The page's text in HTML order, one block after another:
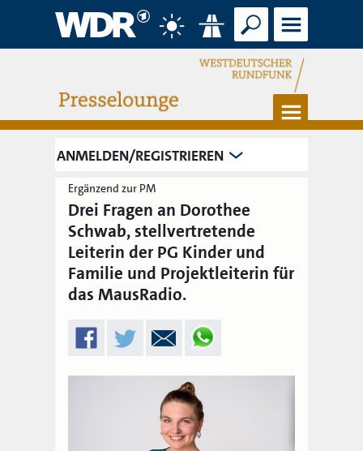
Verkehr
Suche Menü
Menü
ANMELDEN/REGISTRIEREN
Ergänzend zur PM
Drei Fragen an Dorothee
Schwab, stellvertretende
Leiterin der PG Kinder und
Familie und Projektleiterin für
das MausRadio.